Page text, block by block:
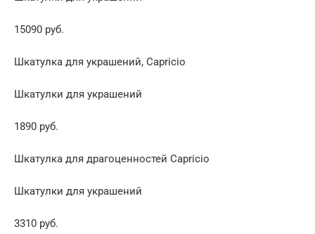
15090 руб.
Шкатулка для украшений, Capricio
Шкатулки для украшений
1890 руб.
Шкатулка для драгоценностей Capricio
Шкатулки для украшений
3310 руб.